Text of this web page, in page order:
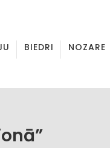
BIEDRI NOZARE